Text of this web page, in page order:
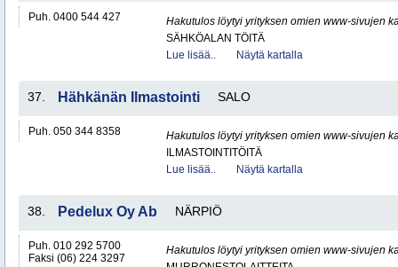
Puh. 0400 544 427
Hakutulos löytyi yrityksen omien www-sivujen
SÄHKÖALAN TÖITÄ
Lue lisää..
Näytä kartalla
37. Hähkänän Ilmastointi SALO
Puh. 050 344 8358
Hakutulos löytyi yrityksen omien www-sivujen
ILMASTOINTITÖITÄ
Lue lisää..
Näytä kartalla
38. Pedelux Oy Ab NÄRPIÖ
Puh. 010 292 5700
Faksi (06) 224 3297
Hakutulos löytyi yrityksen omien www-sivujen